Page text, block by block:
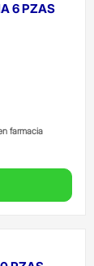
6 PZAS
farmacia